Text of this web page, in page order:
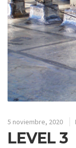
5 noviembre, 2020
LEVEL 3